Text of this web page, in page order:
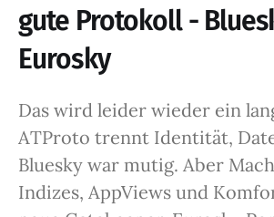
gute Protokoll -
Eurosky
Das wird leider wieder ein
ATProto trennt Identität,
Bluesky war mutig. Aber
Indizes, AppViews und